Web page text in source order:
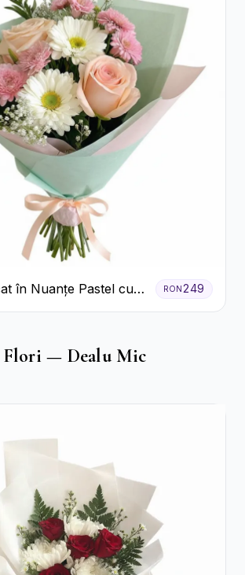
în Nuanțe Pastel cu
Roz
RON249
Flori — Dealu Mic